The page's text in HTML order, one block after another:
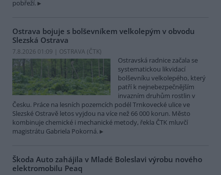
pobřeží.
Ostrava bojuje s bolševníkem velkolepým v obvodu
Slezská Ostrava
7.8.2026 01:09 | OSTRAVA (ČTK)
Ostravská radnice začala se
systematickou likvidací
bolševníku velkolepého, který
patří k nejnebezpečnějším
invazním druhům rostlin v
Česku. Práce na lesních pozemcích podél Trnkovecké ulice ve
Slezské Ostravě letos vyjdou na více než 66 000 korun. Město
kombinuje chemické i mechanické metody, řekla ČTK mluvčí
magistrátu Gabriela Pokorná.
Škoda Auto zahájila v Mladé Boleslavi výrobu nového
elektromobilu Peaq